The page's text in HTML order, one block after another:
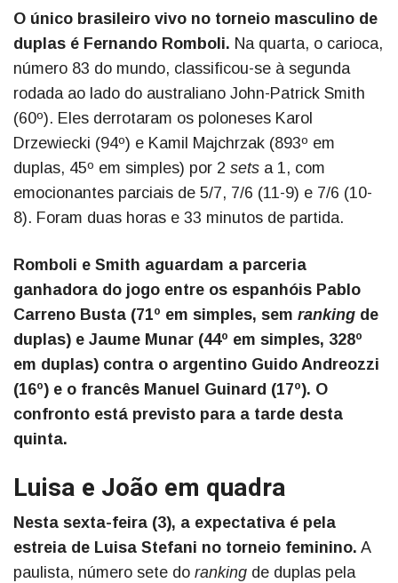
O único brasileiro vivo no torneio masculino de
duplas é Fernando Romboli. Na quarta, o carioca,
número 83 do mundo, classificou-se à segunda
rodada ao lado do australiano John-Patrick Smith
(60º). Eles derrotaram os poloneses Karol
Drzewiecki (94º) e Kamil Majchrzak (893º em
duplas, 45º em simples) por 2 sets a 1, com
emocionantes parciais de 5/7, 7/6 (11-9) e 7/6 (10-
8). Foram duas horas e 33 minutos de partida.
Romboli e Smith aguardam a parceria
ganhadora do jogo entre os espanhóis Pablo
Carreno Busta (71º em simples, sem ranking de
duplas) e Jaume Munar (44º em simples, 328º
em duplas) contra o argentino Guido Andreozzi
(16º) e o francês Manuel Guinard (17º). O
confronto está previsto para a tarde desta
quinta.
Luisa e João em quadra
Nesta sexta-feira (3), a expectativa é pela
estreia de Luisa Stefani no torneio feminino. A
paulista, número sete do ranking de duplas pela